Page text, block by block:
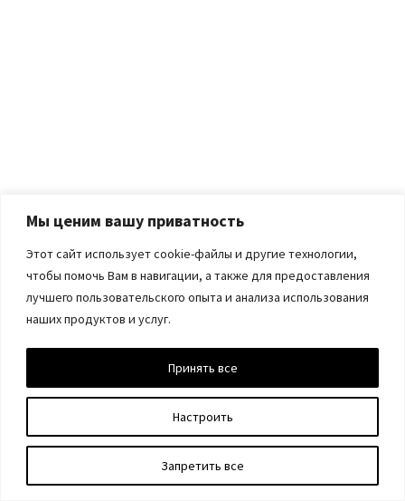
Мы ценим вашу приватность
Этот сайт использует cookie-файлы и другие технологии,
чтобы помочь Вам в навигации, а также для предоставления
лучшего пользовательского опыта и анализа использования
наших продуктов и услуг.
Настроить
Запретить все
Принять все